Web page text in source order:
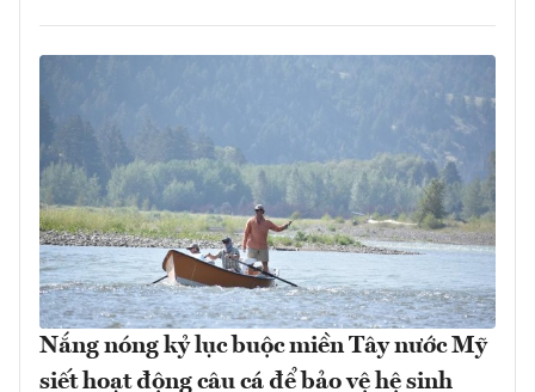
Nắng nóng kỷ lục buộc miền Tây nước Mỹ
siết hoạt động câu cá để bảo vệ hệ sinh